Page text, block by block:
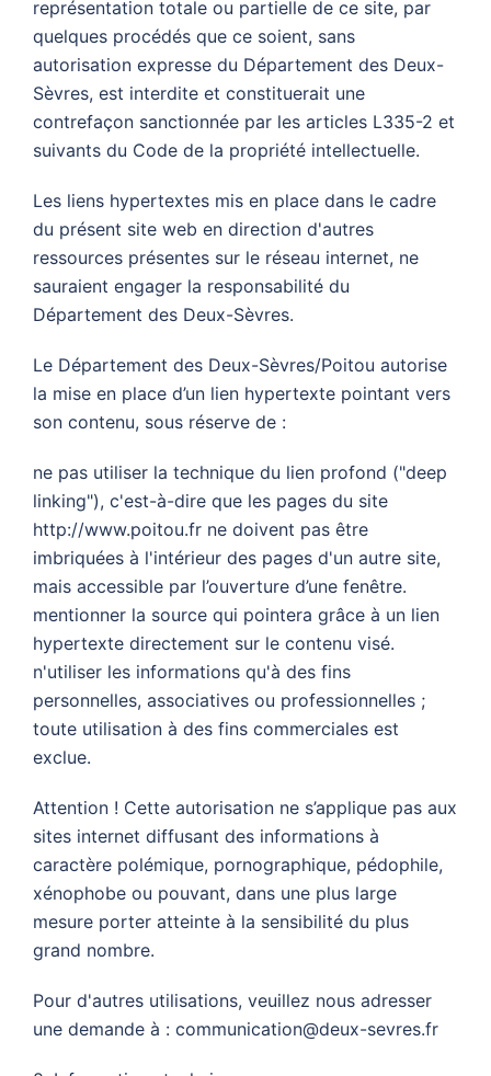
représentation totale ou partielle de ce site, par
quelques procédés que ce soient, sans
autorisation expresse du Département des Deux-
Sèvres, est interdite et constituerait une
contrefaçon sanctionnée par les articles L335-2 et
suivants du Code de la propriété intellectuelle.
Les liens hypertextes mis en place dans le cadre
du présent site web en direction d'autres
ressources présentes sur le réseau internet, ne
sauraient engager la responsabilité du
Département des Deux-Sèvres.
Le Département des Deux-Sèvres/Poitou autorise
la mise en place d’un lien hypertexte pointant vers
son contenu, sous réserve de :
ne pas utiliser la technique du lien profond ("deep
linking"), c'est-à-dire que les pages du site
http://www.poitou.fr ne doivent pas être
imbriquées à l'intérieur des pages d'un autre site,
mais accessible par l’ouverture d’une fenêtre.
mentionner la source qui pointera grâce à un lien
hypertexte directement sur le contenu visé.
n'utiliser les informations qu'à des fins
personnelles, associatives ou professionnelles ;
toute utilisation à des fins commerciales est
exclue.
Attention ! Cette autorisation ne s’applique pas aux
sites internet diffusant des informations à
caractère polémique, pornographique, pédophile,
xénophobe ou pouvant, dans une plus large
mesure porter atteinte à la sensibilité du plus
grand nombre.
Pour d'autres utilisations, veuillez nous adresser
une demande à : communication@deux-sevres.fr